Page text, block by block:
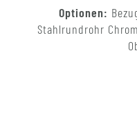
Optionen:
Stahlrundrohr